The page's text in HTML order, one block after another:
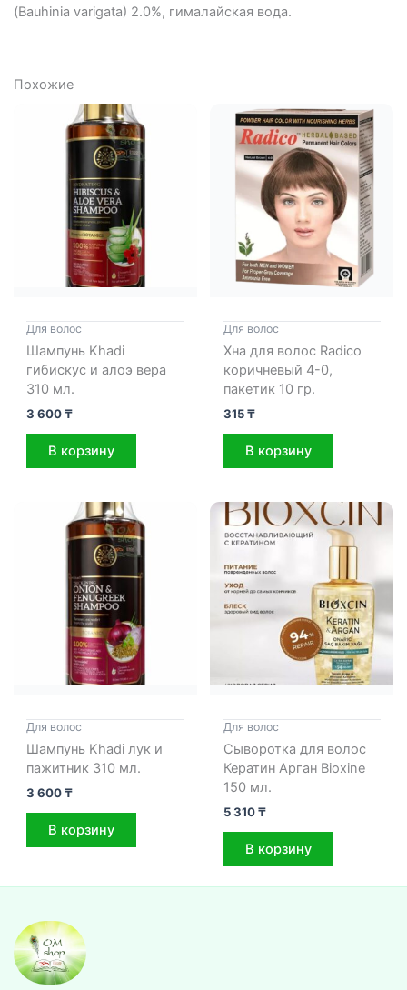
(Bauhinia varigata) 2.0%, гималайская вода.
Похожие
Для волос
Шампунь Khadi
гибискус и алоэ вера
310 мл.
3 600₸
В корзину
Для волос
Хна для волос Radico
коричневый 4-0,
пакетик 10 гр.
315₸
В корзину
Для волос
Шампунь Khadi лук и
пажитник 310 мл.
3 600₸
В корзину
Для волос
Сыворотка для волос
Кератин Арган Bioxine
150 мл.
5 310₸
В корзину